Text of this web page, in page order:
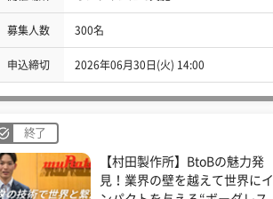
募集人数 300名
申込締切 2026年06月30日(火) 14:00
終了
【村田製作所】BtoBの魅力発
見！業界の壁を越えて世界にイ